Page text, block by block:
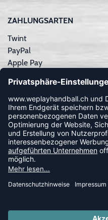
ZAHLUNGSARTEN
Twint
PayPal
Apple Pay
Kreditkarte
Rechnungskauf
NEWSLETTER